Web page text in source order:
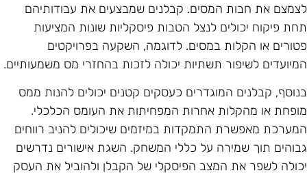
את חבות המסים. קבלנים שמבצעים את עבודותיהם
פיקוח יכולים לנצל הטבות פיסקליות שונות המציעות
או הקלות במסים. לדוגמה, השקעה בפרויקטים
לשיפור תשתיות יכולה לזכות בהחזרי מס משמעותיים.
קבלנים המוגדרים כעסקים קטנים יכולים להנות ממס
או מהקלות אחרות המפחיתות את העומס הכלכלי.
מאפשרת התמקדות במיזמים שיכולים להניב רווחים
תוך שמירה על כללי המשחק. השגת אישורים נדרשים
לשפר את המצב הפיסקלי של הקבלן ולהוביל את העסק